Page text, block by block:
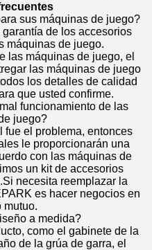
sus máquinas de juego?
de los accesorios
máquinas de juego.
las máquinas de juego, el
las máquinas de juego
los detalles de calidad
que usted confirme.
funcionamiento de las
juego?
fue el problema, entonces
le proporcionarán una
con las máquinas de
un kit de accesorios
necesita reemplazar la
es hacer negocios en
mutuo.
a medida?
como el gabinete de la
de la grúa de garra, el